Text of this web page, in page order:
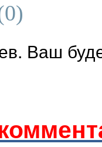
0)
Ваш